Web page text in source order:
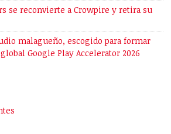
se reconvierte a Crowpire y retira su
malagueño, escogido para formar
Google Play Accelerator 2026